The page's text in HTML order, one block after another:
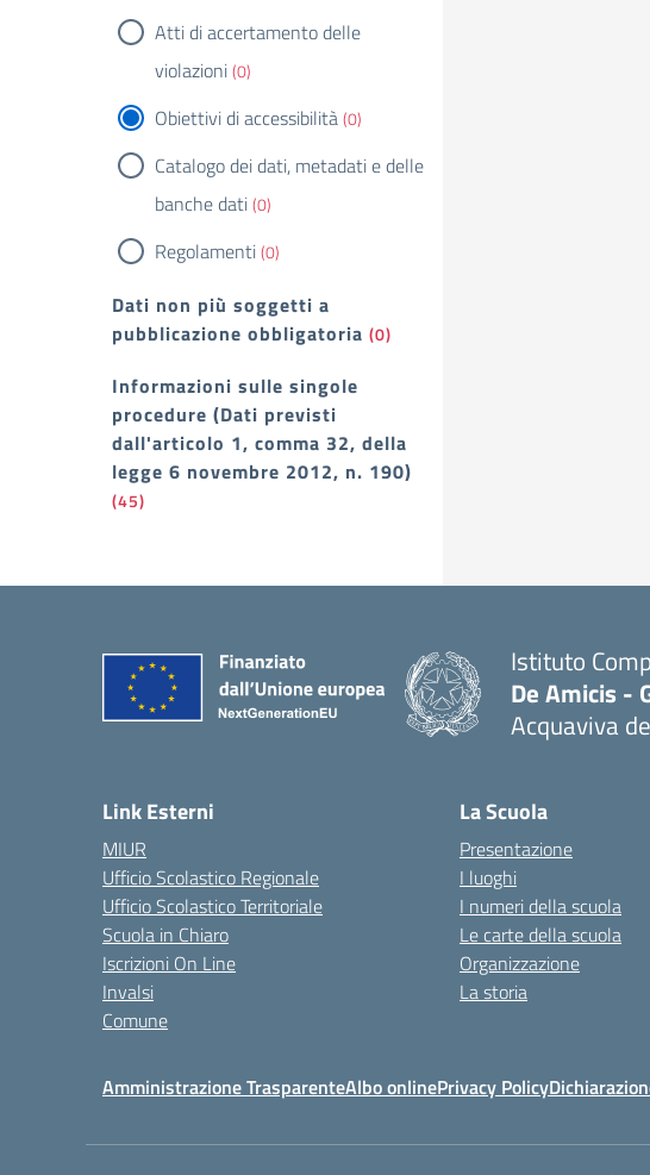
Atti di accertamento delle
violazioni(0)
Obiettivi di accessibilità(0)
Catalogo dei dati, metadati e delle
banche dati(0)
Regolamenti(0)
Dati non più soggetti a
pubblicazione obbligatoria (0)
Informazioni sulle singole
procedure (Dati previsti
dall'articolo 1, comma 32, della
legge 6 novembre 2012, n. 190)
(45)
Istituto
De Amicis -
Acquaviva
Link Esterni
MIUR
Ufficio Scolastico Regionale
Ufficio Scolastico Territoriale
Scuola in Chiaro
Iscrizioni On Line
Invalsi
Comune
La Scuola
Presentazione
I luoghi
I numeri della scuola
Le carte della scuola
Organizzazione
La storia
Amministrazione TrasparenteAlbo onlinePrivacy Policy